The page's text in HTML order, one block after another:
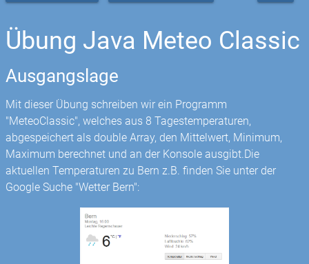
Übung Java Meteo Classic
Ausgangslage
Mit dieser Übung schreiben wir ein Programm
"MeteoClassic", welches aus 8 Tagestemperaturen,
abgespeichert als double Array, den Mittelwert, Minimum,
Maximum berechnet und an der Konsole ausgibt.Die
aktuellen Temperaturen zu Bern z.B. finden Sie unter der
Google Suche "Wetter Bern":